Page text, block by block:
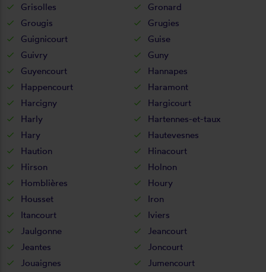
Grisolles
Gronard
Grougis
Grugies
Guignicourt
Guise
Guivry
Guny
Guyencourt
Hannapes
Happencourt
Haramont
Harcigny
Hargicourt
Harly
Hartennes-et-taux
Hary
Hautevesnes
Haution
Hinacourt
Hirson
Holnon
Homblières
Houry
Housset
Iron
Itancourt
Iviers
Jaulgonne
Jeancourt
Jeantes
Joncourt
Jouaignes
Jumencourt